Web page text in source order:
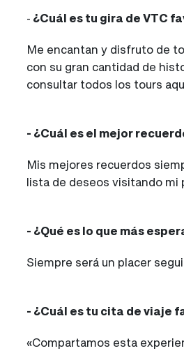
- ¿Cuál es tu gira de VTC
Me encantan y disfruto de
con su gran cantidad de
consultar todos los tours
- ¿Cuál es el mejor
Mis mejores recuerdos
lista de deseos visitando mi
- ¿Qué es lo que más
Siempre será un placer
- ¿Cuál es tu cita de viaje
«Compartamos esta